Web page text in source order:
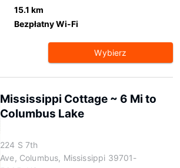
15.1 km
Bezpłatny Wi-Fi
Wybierz
Mississippi Cottage ~ 6 Mi to
Columbus Lake
224 S 7th
Ave, Columbus, Mississippi 39701-